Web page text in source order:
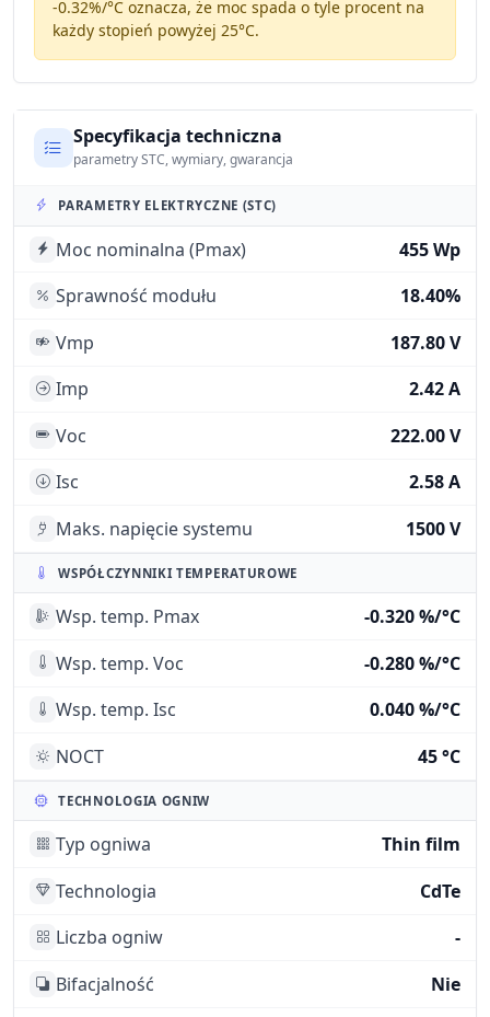
-0.32%/°Coznacza, że moc spada o tyle procent na
każdy stopień powyżej 25°C.
Specyfikacja techniczna
parametry STC, wymiary, gwarancja
PARAMETRY ELEKTRYCZNE (STC)
Moc nominalna (Pmax)
455 Wp
Sprawność modułu
18.40%
Vmp
187.80 V
Imp
2.42 A
Voc
222.00 V
Isc
2.58 A
Maks. napięcie systemu
1500 V
WSPÓŁCZYNNIKI TEMPERATUROWE
Wsp. temp. Pmax
-0.320 %/°C
Wsp. temp. Voc
-0.280 %/°C
Wsp. temp. Isc
0.040 %/°C
NOCT
45 °C
TECHNOLOGIA OGNIW
Typ ogniwa
Thin film
Technologia
CdTe
Liczba ogniw
-
Bifacjalność
Nie